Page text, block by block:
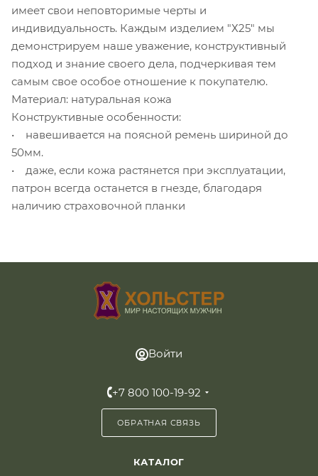
имеет свои неповторимые черты и
индивидуальность. Каждым изделием "Х25" мы
демонстрируем наше уважение, конструктивный
подход и знание своего дела, подчеркивая тем
самым свое особое отношение к покупателю.
Материал: натуральная кожа
Конструктивные особенности:
• навешивается на поясной ремень шириной до
50мм.
• даже, если кожа растянется при эксплуатации,
патрон всегда останется в гнезде, благодаря
наличию страховочной планки
Войти
+7 800 100-19-92
ОБРАТНАЯ СВЯЗЬ
КАТАЛОГ